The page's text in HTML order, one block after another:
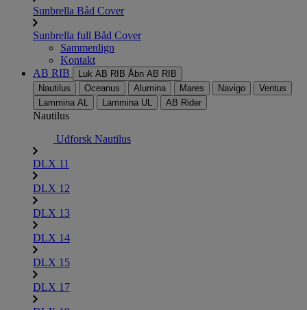
Sunbrella Båd Cover
Sunbrella full Båd Cover
Sammenlign
Kontakt
AB RIB
Luk AB RIB Åbn AB RIB
Nautilus
Oceanus Alumina Mares Navigo
Ventus
Lammina AL
Lammina UL AB Rider
Nautilus
Udforsk Nautilus
DLX 11
DLX 12
DLX 13
DLX 14
DLX 15
DLX 17